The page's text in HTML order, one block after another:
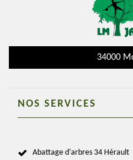
34000
NOS SERVICES
Abattage d'arbres 34 Hérault